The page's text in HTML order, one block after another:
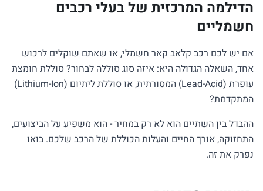
הדילמה המרכזית של בעלי רכבים
חשמליים
אם יש לכם רכב קלאב קאר חשמלי, או שאתם שוקלים לרכוש
אחד, השאלה הגדולה היא: איזה סוג סוללה לבחור? סוללת חומצת
עופרת (Lead-Acid) המסורתית, או סוללת ליתיום (Lithium-Ion)
המתקדמת?
ההבדל בין השתיים הוא לא רק במחיר - הוא משפיע על הביצועים,
התחזוקה, אורך החיים והעלות הכוללת של הרכב שלכם. בואו
נפרק את זה.